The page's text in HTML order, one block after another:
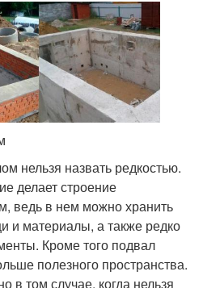
нельзя назвать редкостью.
делает строение
ведь в нем можно хранить
и материалы, а также редко
Кроме того подвал
полезного пространства.
в том случае, когда нельзя